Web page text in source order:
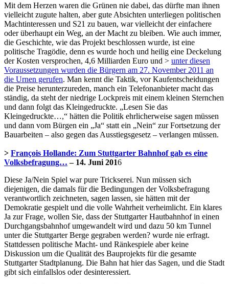
Mit dem Herzen waren die Grünen nie dabei, das dürfte man ihnen
vielleicht zugute halten, aber gute Absichten unterliegen politischen
Machtinteressen und S21 zu bauen, war vielleicht der einfachere
oder überhaupt ein Weg, an der Macht zu bleiben. Wie auch immer,
die Geschichte, wie das Projekt beschlossen wurde, ist eine
politische Tragödie, denn es wurde hoch und heilig eine Deckelung
der Kosten versprochen, 4,6 Milliarden Euro und > unter diesen
Voraussetzungen wurden die Bürgern am 27. November 2011 an
die Urnen gerufen. Man kennt die Taktik, vor Kaufentscheidungen
die Preise herunterzureden, manch ein Telefonanbieter macht das
ständig, da steht der niedrige Lockpreis mit einem kleinen Sternchen
und dann folgt das Kleingedruckte. „Lesen Sie das
Kleingedruckte…,“ hätten die Politik ehrlicherweise sagen müssen
und dann vom Bürgen ein „Ja“ statt ein „Nein“ zur Fortsetzung der
Bauarbeiten – also gegen das Ausstiegsgesetz – verlangen müssen.
> François Hollande: Zum Stuttgarter Bahnhof gab es eine
Volksbefragung… – 14. Juni 2016
Diese Ja/Nein Spiel war pure Trickserei. Nun müssen sich
diejenigen, die damals für die Bedingungen der Volksbefragung
verantwortlich zeichneten, sagen lassen, sie hätten mit der
Demokratie gespielt und die volle Wahrheit verheimlicht. Ein klares
Ja zur Frage, wollen Sie, dass der Stuttgarter Hautbahnhof in einen
Durchgangsbahnhof umgewandelt wird und dazu 50 km Tunnel
unter die Stuttgarter Berge gegraben werden? wurde nie erfragt.
Stattdessen politische Macht- und Ränkespiele aber keine
Diskussion um die Qualität des Bauprojekts für die gesamte
Stuttgarter Stadtplanung. Die Bahn hat hier das Sagen, und die Stadt
gibt sich einfallslos oder desinteressiert.